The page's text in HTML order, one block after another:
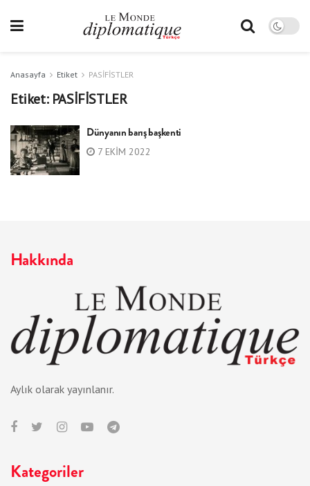
Anasayfa Etiket PASİFİSTLER
Etiket: PASİFİSTLER
Dünyanın barış başkenti
7 EKIM 2022
Hakkında
Aylık olarak yayınlanır.
Kategoriler